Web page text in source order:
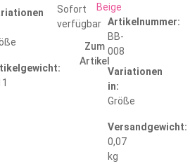
Sofort
verfügbar
Zum
Artikel
Beige
Artikelnummer:
BB-
008
Variationen
in:
Größe
Versandgewicht:
0,07
kg